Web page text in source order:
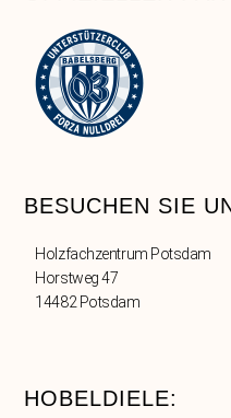
BESUCHEN SIE
Holzfachzentrum Potsdam
Horstweg 47
14482 Potsdam
HOBELDIELE: